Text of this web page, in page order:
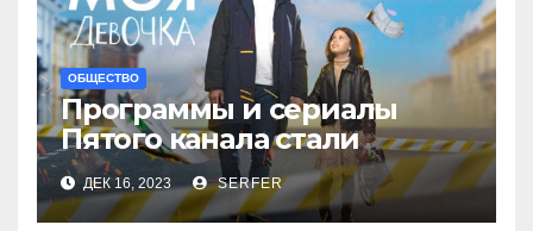
ОБЩЕСТВО
Программы и сериалы
Пятого канала стали
рекордсменами в
уходящем году
ДЕК 16, 2023 SERFER